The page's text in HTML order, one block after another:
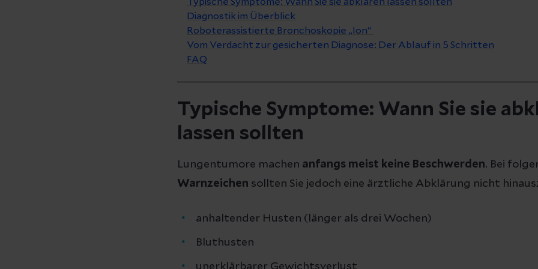
Diagnostik im Überblick
Roboterassistierte Bronchoskopie „Ion“
Vom Verdacht zur gesicherten Diagnose: Der Ablauf in 5 Schritten
FAQ
Typische Symptome: Wann Sie sie
lassen sollten
Lungentumore machen anfangs meist keine Beschwerden. Bei
Warnzeichen sollten Sie jedoch eine ärztliche Abklärung nicht
anhaltender Husten (länger als drei Wochen)
Bluthusten
unerklärbarer Gewichtsverlust